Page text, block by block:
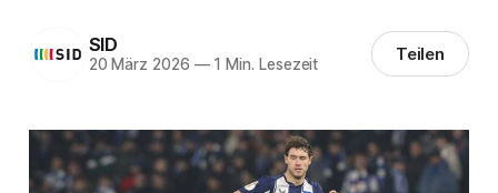
SID
20 März 2026 —1 Min. Lesezeit Teilen